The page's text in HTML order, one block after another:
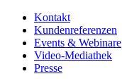
Kontakt
Kundenreferenzen
Events & Webinare
Video-Mediathek
Presse